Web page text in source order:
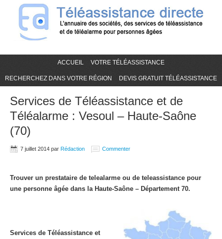
ACCUEIL VOTRE TÉLÉASSISTANCE
RECHERCHEZ DANS VOTRE RÉGION DEVIS GRATUIT TÉLÉASSISTANCE
Services de Téléassistance et de
Téléalarme : Vesoul – Haute-Saône
(70)
7 juillet 2014 par Rédaction Commenter
Trouver un prestataire de telealarme ou de teleassistance pour
une personne âgée dans la Haute-Saône – Département 70.
Services de Téléassistance et